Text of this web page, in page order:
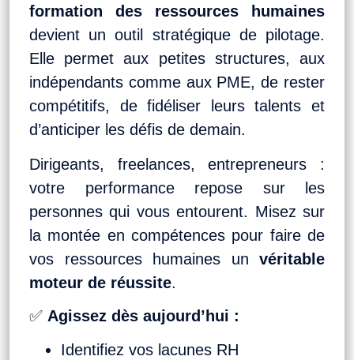
formation des ressources humaines
devient un outil stratégique de pilotage.
Elle permet aux petites structures, aux
indépendants comme aux PME, de rester
compétitifs, de fidéliser leurs talents et
d’anticiper les défis de demain.
Dirigeants, freelances, entrepreneurs :
votre performance repose sur les
personnes qui vous entourent. Misez sur
la montée en compétences pour faire de
vos ressources humaines un véritable
moteur de réussite.
✅ Agissez dès aujourd’hui :
Identifiez vos lacunes RH